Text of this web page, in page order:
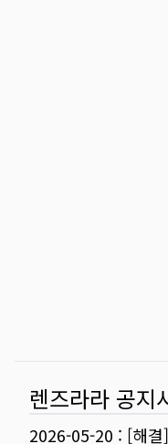
렌즈라라 공지
2026-05-20 : [해